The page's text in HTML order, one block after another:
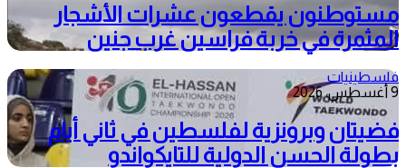
مستوطنون يقطعون عشرات الأشجار
المثمرة في خربة فراسين غرب جنين
فلسطينيات
9 أغسطس، 2026
فضيتان وبرونزية لفلسطين في ثاني أيام
بطولة الحسن الدولية للتايكواندو